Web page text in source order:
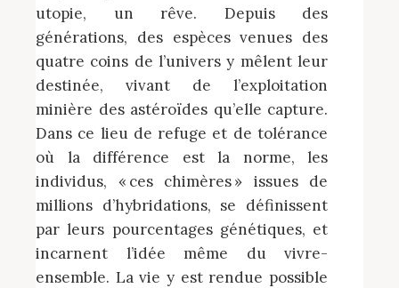
utopie, un rêve. Depuis des
générations, des espèces venues des
quatre coins de l’univers y mêlent leur
destinée, vivant de l’exploitation
minière des astéroïdes qu’elle capture.
Dans ce lieu de refuge et de tolérance
où la différence est la norme, les
individus, « ces chimères » issues de
millions d’hybridations, se définissent
par leurs pourcentages génétiques, et
incarnent l’idée même du vivre-
ensemble. La vie y est rendue possible